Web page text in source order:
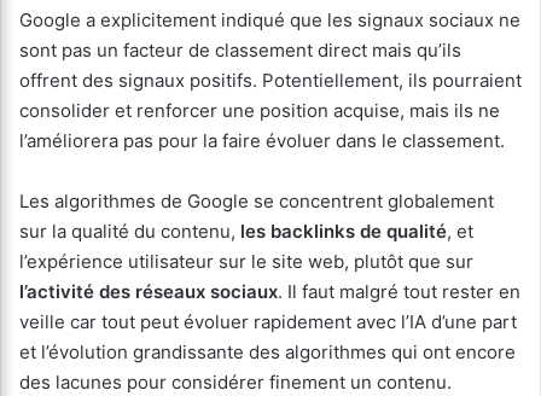
Google a explicitement indiqué que les signaux sociaux ne
sont pas un facteur de classement direct mais qu’ils
offrent des signaux positifs. Potentiellement, ils pourraient
consolider et renforcer une position acquise, mais ils ne
l’améliorera pas pour la faire évoluer dans le classement.
Les algorithmes de Google se concentrent globalement
sur la qualité du contenu, les backlinks de qualité, et
l’expérience utilisateur sur le site web, plutôt que sur
l’activité des réseaux sociaux. Il faut malgré tout rester en
veille car tout peut évoluer rapidement avec l’IA d’une part
et l’évolution grandissante des algorithmes qui ont encore
des lacunes pour considérer finement un contenu.